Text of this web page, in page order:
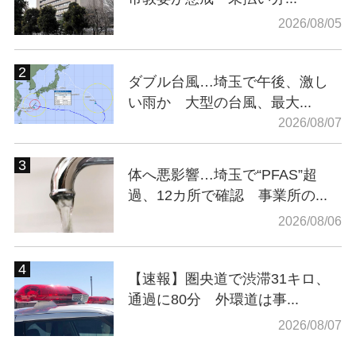
2026/08/05
ダブル台風…埼玉で午後、激し
い雨か 大型の台風、最大...
2026/08/07
体へ悪影響…埼玉で“PFAS”超
過、12カ所で確認 事業所の...
2026/08/06
【速報】圏央道で渋滞31キロ、
通過に80分 外環道は事...
2026/08/07